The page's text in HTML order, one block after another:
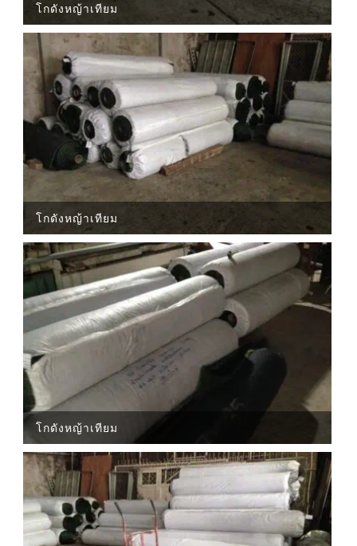
โกดังหญ้าเทียม
โกดังหญ้าเทียม
โกดังหญ้าเทียม